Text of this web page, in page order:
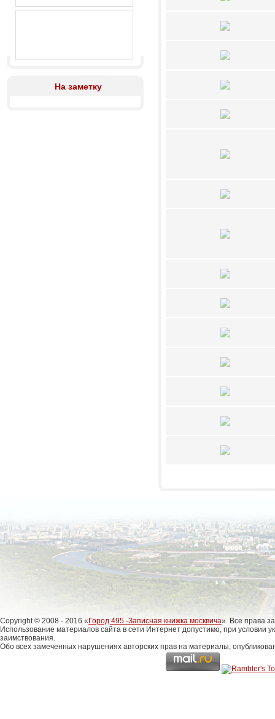
На заметку
Copyright © 2008 - 2016 «Город 495 -Записная книжка москвича». Все права
Использование материалов сайта в сети Интернет допустимо, при условии
заимствования.
Обо всех замеченных нарушениях авторских прав на материалы,